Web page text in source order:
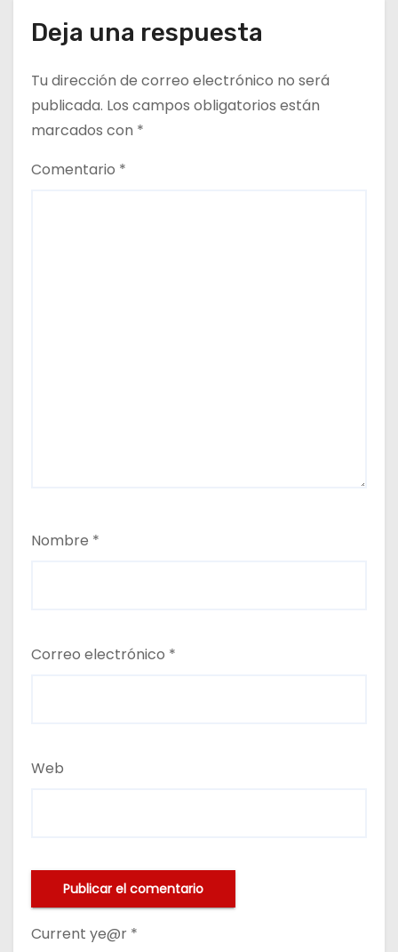
a
Deja una respuesta
Tu dirección de correo electrónico no será
publicada. Los campos obligatorios están
marcados con *
Comentario *
Nombre *
Correo electrónico *
Web
Current ye@r *